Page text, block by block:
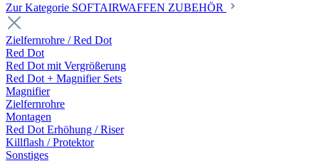
Zur Kategorie SOFTAIRWAFFEN ZUBEHÖR
Zielfernrohre / Red Dot
Red Dot
Red Dot mit Vergrößerung
Red Dot + Magnifier Sets
Magnifier
Zielfernrohre
Montagen
Red Dot Erhöhung / Riser
Killflash / Protektor
Sonstiges